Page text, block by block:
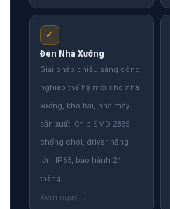
✓
Đèn Nhà Xưởng
Giải pháp chiếu sáng công
nghiệp thế hệ mới cho nhà
xưởng, kho bãi, nhà máy
sản xuất. Chip SMD 2835
chống chói, driver hãng
lớn, IP65, bảo hành 24
tháng.